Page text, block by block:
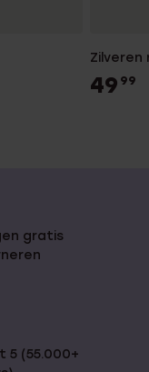
49 99
gratis
5 (55.000+